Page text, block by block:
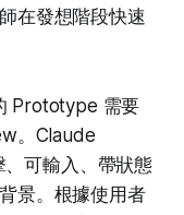
在發想階段快速
Prototype 需要
。Claude
可輸入、帶狀態
景。根據使用者